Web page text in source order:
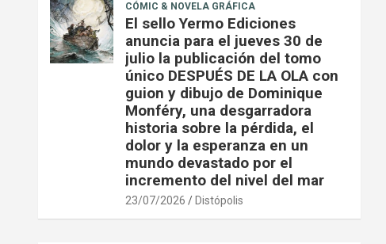
CÓMIC & NOVELA GRÁFICA
El sello Yermo Ediciones
anuncia para el jueves 30 de
julio la publicación del tomo
único DESPUÉS DE LA OLA con
guion y dibujo de Dominique
Monféry, una desgarradora
historia sobre la pérdida, el
dolor y la esperanza en un
mundo devastado por el
incremento del nivel del mar
23/07/2026 Distópolis